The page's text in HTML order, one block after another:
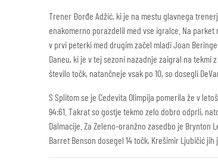
Trener Đorđe Adžić, ki je na mestu glavnega
enakomerno porazdelil med vse igralce. Na parket
v prvi peterki med drugim začel mladi Joan
Daneu, ki je v tej sezoni nazadnje zaigral na tekmi
število točk, natančneje vsak po 10, so dosegli
S Splitom se je Cedevita Olimpija pomerila že v
94:61. Takrat so gostje tekmo zelo dobro odprli,
Dalmacije. Za Zeleno-oranžno zasedbo je Brynton
Barret Benson dosegel 14 točk, Krešimir Ljubičić jih